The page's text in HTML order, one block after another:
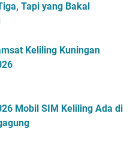
Tapi yang Bakal
Keliling Kuningan
Mobil SIM Keliling Ada di